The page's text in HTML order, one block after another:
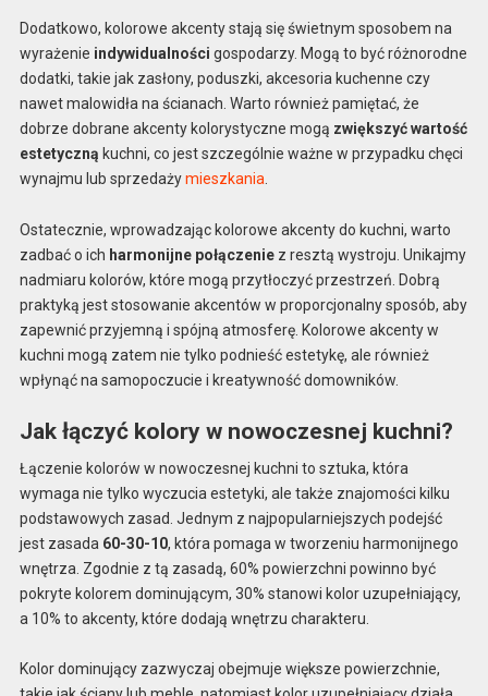
Dodatkowo, kolorowe akcenty stają się świetnym sposobem na
wyrażenie indywidualności gospodarzy. Mogą to być różnorodne
dodatki, takie jak zasłony, poduszki, akcesoria kuchenne czy
nawet malowidła na ścianach. Warto również pamiętać, że
dobrze dobrane akcenty kolorystyczne mogą zwiększyć wartość
estetyczną kuchni, co jest szczególnie ważne w przypadku chęci
wynajmu lub sprzedażymieszkania.
Ostatecznie, wprowadzając kolorowe akcenty do kuchni, warto
zadbać o ich harmonijne połączeniez resztą wystroju. Unikajmy
nadmiaru kolorów, które mogą przytłoczyć przestrzeń. Dobrą
praktyką jest stosowanie akcentów w proporcjonalny sposób, aby
zapewnić przyjemną i spójną atmosferę. Kolorowe akcenty w
kuchni mogą zatem nie tylko podnieść estetykę, ale również
wpłynąć na samopoczucie i kreatywność domowników.
Jak łączyć kolory w nowoczesnej kuchni?
Łączenie kolorów w nowoczesnej kuchni to sztuka, która
wymaga nie tylko wyczucia estetyki, ale także znajomości kilku
podstawowych zasad. Jednym z najpopularniejszych podejść
jest zasada 60-30-10, która pomaga w tworzeniu harmonijnego
wnętrza. Zgodnie z tą zasadą, 60% powierzchni powinno być
pokryte kolorem dominującym, 30% stanowi kolor uzupełniający,
a 10% to akcenty, które dodają wnętrzu charakteru.
Kolor dominujący zazwyczaj obejmuje większe powierzchnie,